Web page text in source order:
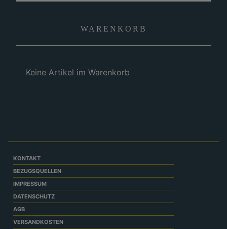
WARENKORB
Keine Artikel im Warenkorb
KONTAKT
BEZUGSQUELLEN
IMPRESSUM
DATENSCHUTZ
AGB
VERSANDKOSTEN